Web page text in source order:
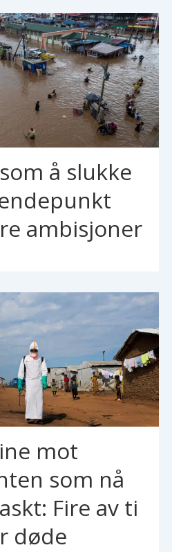
å slukke
ambisjoner
mot
som nå
Fire av ti
døde